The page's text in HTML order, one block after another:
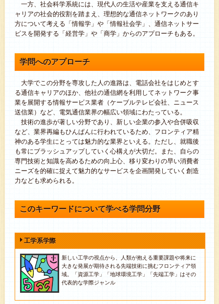
一方、社会科学系統には、現代人の生活や産業を支える通信キ
ャリアの社会的役割を踏まえ、理想的な通信ネットワークのあり
方について考える「情報学」や「情報社会学」、通信ネットサー
ビスを開発する「経営学」や「商学」からのアプローチもある。
学問へのアプローチ
大学でこの分野を専攻した人の進路は、電話会社をはじめとす
る通信キャリアのほか、他社の通信網を利用してネットワーク事
業を展開する情報サービス業者（ケーブルテレビ会社、ニュース
送信業）など、電気通信業界の幅広い領域にわたっている。
技術の進歩が著しい分野であり、新しい企業の参入や合併吸収
など、業界再編もひんぱんに行われているため、フロンティア精
神のある学生にとっては魅力的な業界といえる。ただし、就職後
も常にブラッシュアップしていく心構えが大切だ。また、自らの
専門技術と知識を高めるための向上心、移り変わりの早い消費者
ニーズを的確に捉えて魅力的なサービスを企画開発していく創造
力なども求められる。
このキーワードについて学べる学問分野
工学系学際
新しい工学の視点から、人類が抱える重要課題や将来に
大きな発展が期待される先端技術に挑むフロンティア領
域。「資源工学」「地球環境工学」「先端工学」はその
代表的な学際ジャンル